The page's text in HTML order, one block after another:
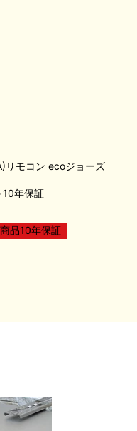
リモコン ecoジョーズ
10年保証
商品10年保証